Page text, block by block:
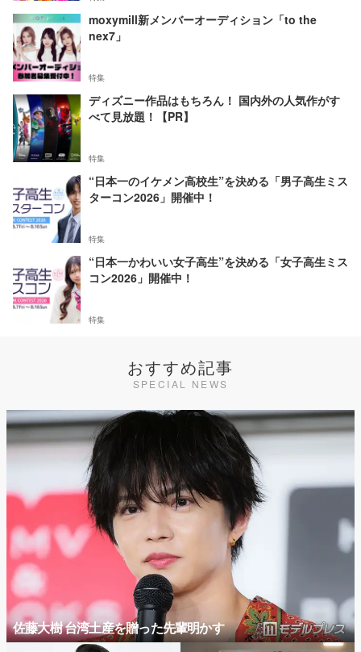
moxymill新メンバーオーディション「to the
nex7」
特集
ディズニー作品はもちろん！ 国内外の人気作がす
べて見放題！【PR】
特集
“日本一のイケメン高校生”を決める「男子高生ミス
ターコン2026」開催中！
特集
“日本一かわいい女子高生”を決める「女子高生ミス
コン2026」開催中！
特集
おすすめ記事
SPECIAL NEWS
佐藤大樹 台湾土産を贈った先輩明かす